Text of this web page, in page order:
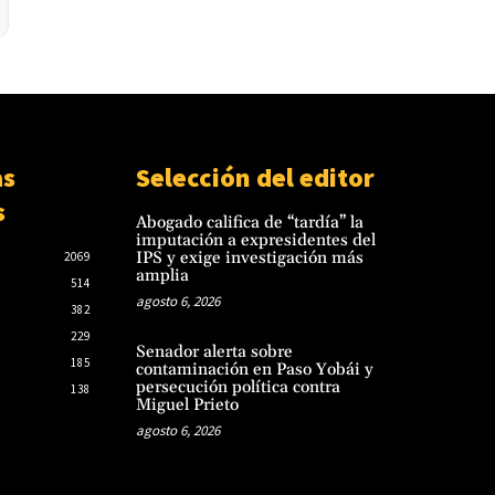
Canindeyú: Ataque armado e
2069
514
382
229
185
138
Selección del editor
Abogado califica de “tardía” la
imputación a expresidentes del
IPS y exige investigación más
amplia
agosto 6, 2026
Senador alerta sobre
contaminación en Paso Yobái y
persecución política contra
Miguel Prieto
agosto 6, 2026